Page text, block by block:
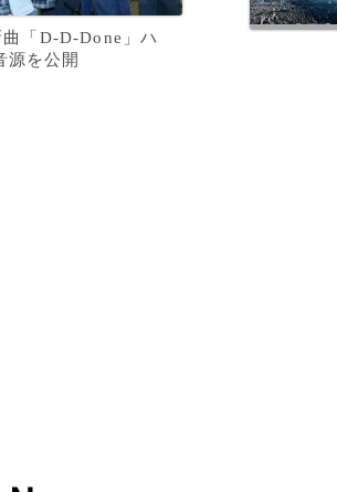
「D-D-Done」ハ
源を公開